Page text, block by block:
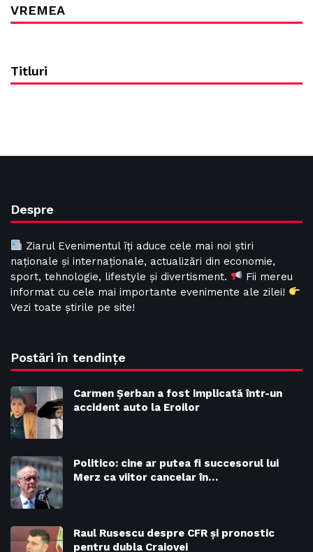
VREMEA
Titluri
Despre
Ziarul Evenimentul îți aduce cele mai noi știri
naționale și internaționale, actualizări din economie,
sport, tehnologie, lifestyle și divertisment.
Fii mereu
informat cu cele mai importante evenimente ale zilei!
Vezi toate știrile pe site!
Postări în tendințe
Carmen Șerban a fost implicată într-un
accident auto la Eroilor
Politico: cine ar putea fi succesorul lui
Merz ca viitor cancelar în…
Raul Rusescu despre CFR și pronostic
pentru dubla Craiovei